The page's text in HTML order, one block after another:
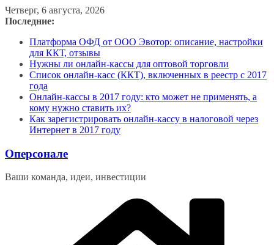
Перейти
к
Четверг, 6 августа, 2026
Последние:
Платформа ОФД от ООО Эвотор: описание, настройки
для ККТ, отзывы
Нужны ли онлайн-кассы для оптовой торговли
Список онлайн-касс (ККТ), включенных в реестр с 2017
года
Онлайн-кассы в 2017 году: кто может не применять, а
кому нужно ставить их?
Как зарегистрировать онлайн-кассу в налоговой через
Интернет в 2017 году
Оперсонале
Ваши команда, идеи, инвестиции